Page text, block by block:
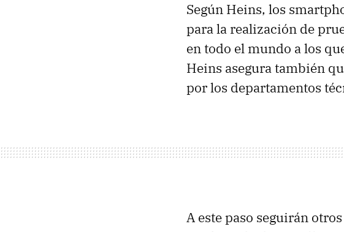
Según Heins, los
para la realización de
en todo el mundo a los
Heins asegura también
por los departamentos
A este paso seguirán